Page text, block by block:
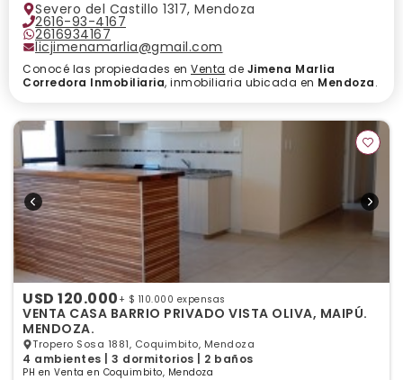
Severo del Castillo 1317, Mendoza
2616-93-4167
2616934167
licjimenamarlia@gmail.com
Conocé las propiedades en Venta de Jimena Marlia
Corredora Inmobiliaria, inmobiliaria ubicada en Mendoza.
USD 120.000 + $ 110.000 expensas
VENTA CASA BARRIO PRIVADO VISTA OLIVA, MAIPÚ.
MENDOZA.
Tropero Sosa 1881, Coquimbito, Mendoza
4 ambientes | 3 dormitorios | 2 baños
PH en Venta en Coquimbito, Mendoza